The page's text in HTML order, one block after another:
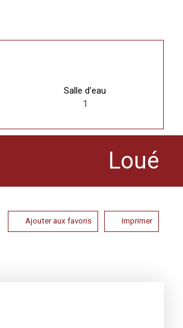
Salle d'eau
1
Loué
Ajouter aux favoris Imprimer